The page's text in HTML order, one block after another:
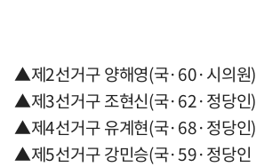
▲제2선거구 양해영(국·60·시의원)
▲제3선거구 조현신(국·62·정당인)
▲제4선거구 유계현(국·68·정당인)
▲제5선거구 강민승(국·59·정당인